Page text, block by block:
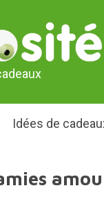
Idées de